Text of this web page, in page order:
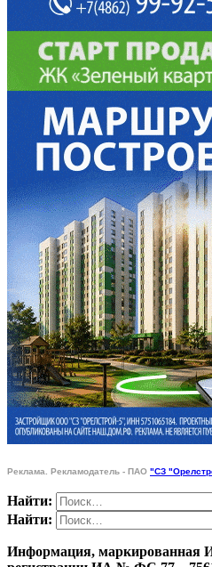
Реклама. Рекламодатель - ПАО "СЗ
Найти:
Найти:
Информация, маркированная